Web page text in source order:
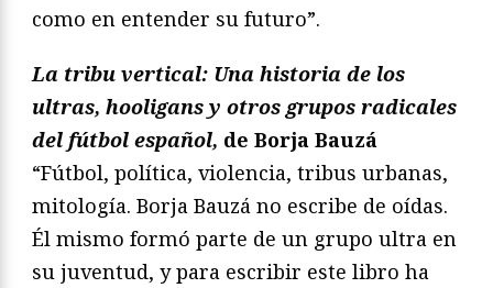
como en entender su futuro”.
La tribu vertical: Una historia de los
ultras, hooligans y otros grupos radicales
del fútbol español, de Borja Bauzá
“Fútbol, política, violencia, tribus urbanas,
mitología. Borja Bauzá no escribe de oídas.
Él mismo formó parte de un grupo ultra en
su juventud, y para escribir este libro ha